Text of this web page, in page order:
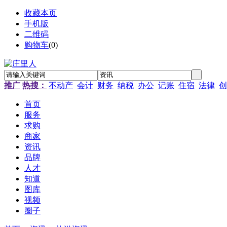
收藏本页
手机版
二维码
购物车(0)
推广 热搜： 不动产 会计 财务 纳税 办公 记账 住宿 法律
首页
服务
求购
商家
资讯
品牌
人才
知道
图库
视频
圈子